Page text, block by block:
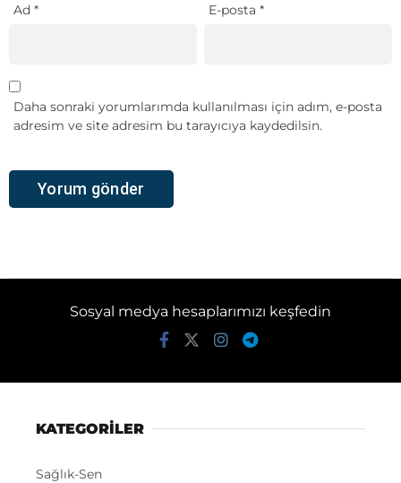
Ad * E-posta*
Daha sonraki yorumlarımda kullanılması için adım, e-posta
adresim ve site adresim bu tarayıcıya kaydedilsin.
Sosyal medya hesaplarımızı keşfedin
KATEGORİLER
Sağlık-Sen